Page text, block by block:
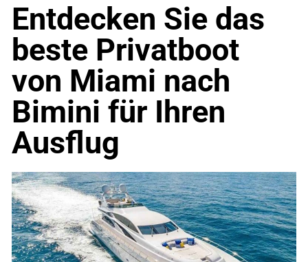
Entdecken Sie das
beste Privatboot
von Miami nach
Bimini für Ihren
Ausflug